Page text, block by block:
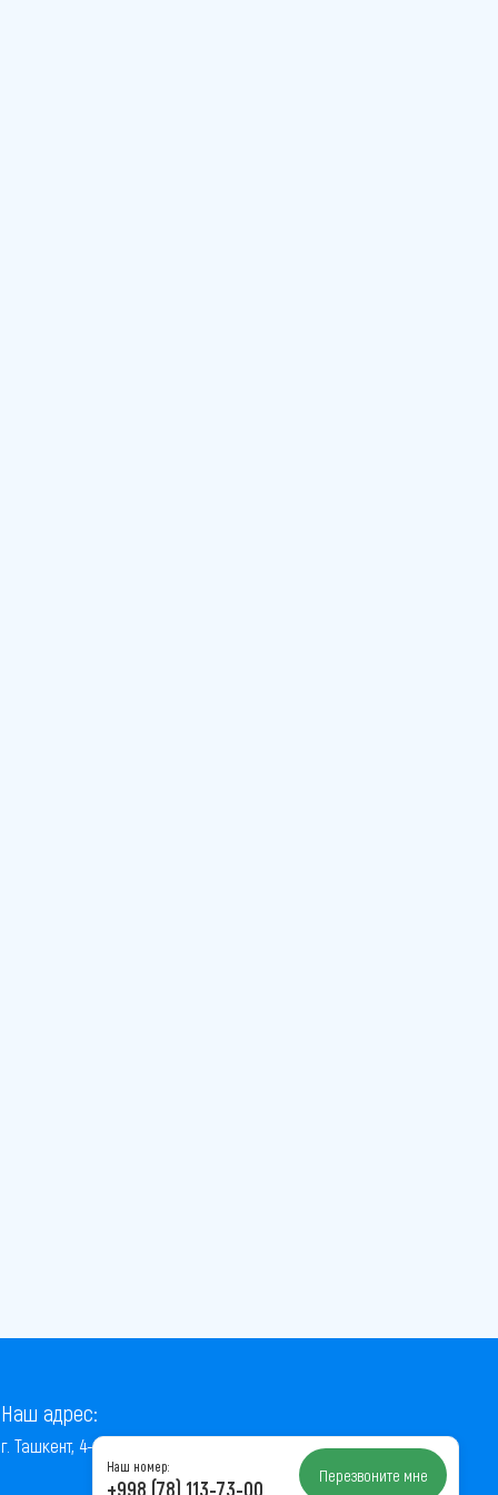
Наш адрес:
г. Ташкент, 4-й проезд Ниёзбек Йули, 7
Наш номер:
+998 (78) 113-73-00 Перезвоните мне